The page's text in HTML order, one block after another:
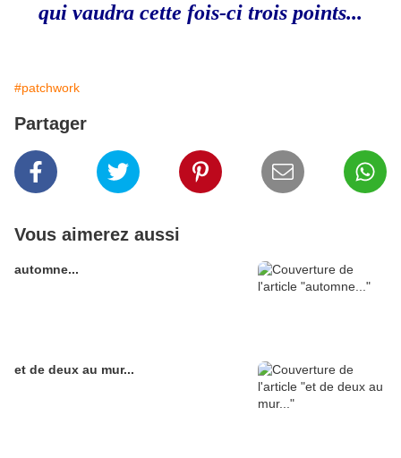
qui vaudra cette fois-ci trois points...
#patchwork
Partager
Vous aimerez aussi
automne...
et de deux au mur...